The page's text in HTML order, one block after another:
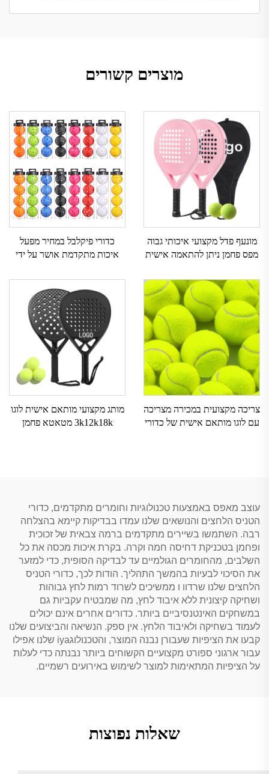
מוצרים קשורים
מונעף פדל מקצועי איכותי גבוה
מפס פחמן ניתן להתאמה אישית
EVA
כדורי פיקלבל במחיר מפעל
איכות מתקדמת אושר על ידי
יחידות סט כדורים לפיקלבל
צריכה מקצועית במכירה מצריכה
עם לוגו מותאם אישית של כדורי
מותג מקצועי מותאם אישית לוגו
3k12k18k מטאטא פחמן
עוצב מאפס באמצעות טכנולוגיות וחומרים מתקדמים, כדורי
הטניס הלחצים והנושאים שלנו עמדו בבדיקות קיימא בהצלחה
רבה. השתמשו בשיירים מתקדמים ברמה צבאית של זכוכית
ופחמן בטכניקת דחיסה חמה וקרה. בקרת איכות מכסה את כל
השלבים, מהחומרים הגולמיים עד לבדיקה הסופית, כדי למזער
את הסיכוי לבעיות בהמשך התהליך. הודות לכך, כדורי הטניס
הלחצים שלנו שרדוו ו ממשיכים לשרוד רמות לחץ גבוהות
ושחיקה קיצונית ללא איבוד לחץ, מה שמבטיח עקביות גם
במשחקים האינטנסיביים ביותר. כדורים אחרים אינם יכולים
לעמוד בשחיקה ולאיבוד הלחץ. אין ספק. הנשיאה והביצועים שלנו
קבעו את הציפיות שעבורן נבנה המוצר, והטכנולוגiya שלנו אפילו
עבור ארגוני ספורט מקצועיים הקשוחים ביותר נבנתה כדי לעלות
על הציפיות המתאימות למוצר לשימוש באירועים רשמיים.
שאלות נפוצות